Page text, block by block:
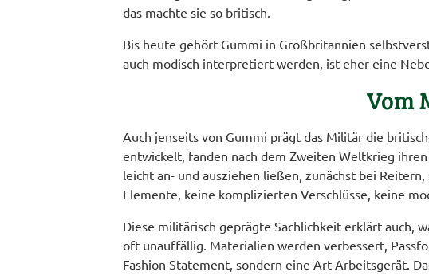
das machte sie so britisch.
Bis heute gehört Gummi in Großbritannien
auch modisch interpretiert werden, ist eher eine
Vom
Auch jenseits von Gummi prägt das Militär die
entwickelt, fanden nach dem Zweiten Weltkrieg
leicht an- und ausziehen ließen, zunächst bei
Elemente, keine komplizierten Verschlüsse, keine
Diese militärisch geprägte Sachlichkeit erklärt auch,
oft unauffällig. Materialien werden verbessert,
Fashion Statement, sondern eine Art Arbeitsgerät.